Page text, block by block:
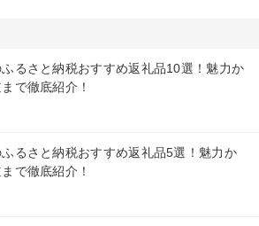
るさと納税おすすめ返礼品10選！魅力か
で徹底紹介！
るさと納税おすすめ返礼品5選！魅力か
で徹底紹介！